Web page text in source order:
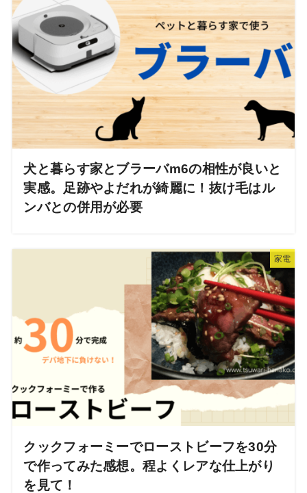
犬と暮らす家とブラーバm6の相性が良いと
実感。足跡やよだれが綺麗に！抜け毛はル
ンバとの併用が必要
家電
クックフォーミーでローストビーフを30分
で作ってみた感想。程よくレアな仕上がり
を見て！